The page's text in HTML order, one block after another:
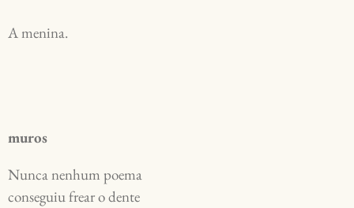
A menina.
muros
Nunca nenhum poema
conseguiu frear o dente